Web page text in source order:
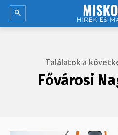
Találatok a
Fővárosi